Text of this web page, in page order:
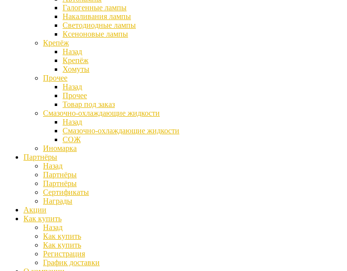
Галогенные лампы
Накаливания лампы
Светодиодные лампы
Ксеноновые лампы
Крепёж
Назад
Крепёж
Хомуты
Прочее
Назад
Прочее
Товар под заказ
Смазочно-охлаждающие жидкости
Назад
Смазочно-охлаждающие жидкости
СОЖ
Иномарка
Партнёры
Назад
Партнёры
Партнёры
Сертификаты
Награды
Акции
Как купить
Назад
Как купить
Как купить
Регистрация
График доставки